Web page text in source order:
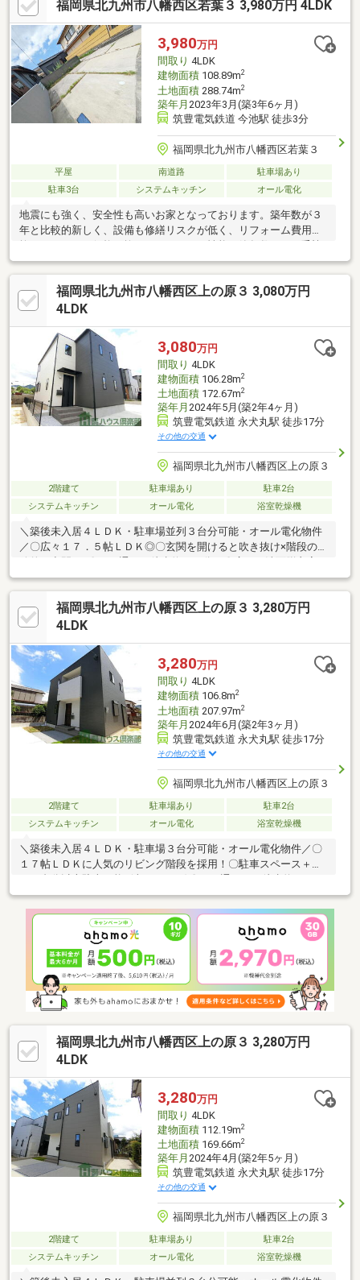
☆□八枝小学校まで徒歩約８分（６００ｍ）□永犬丸中学校まで徒
歩約１５分（１０００ｍ）□ゆめマート永犬丸店まで徒歩約７分
（約５００ｍ）■お問い合わせは 株式会社 ハウス倶楽部
本店 お電話は ０８０－８３９９－９１０６ 担当、
平田までお気軽にお問い合わせください。
福岡県北九州市八幡西区若葉３ 3,980万円 4LDK
3,980万円
間取り 4LDK
建物面積108.89m2
土地面積288.74m2
築年月 2023年3月(築3年6ヶ月)
筑豊電気鉄道 今池駅 徒歩3分
福岡県北九州市八幡西区若葉３
平屋 南道路
駐車場あり
駐車3台
システムキッチン オール電化
地震にも強く、安全性も高いお家となっております。築年数が３
年と比較的新しく、設備も修繕リスクが低く、リフォーム費用を
したくないという方へおススメです♪黒崎・折尾エリアへのアクセ
スも良く、多方面へ通勤通学や、お買い物にも行きやすい、生活
利便性の良い立地です！駐車場もゆったり４台以上可！フェンス
で囲まれたお庭は小さなお子様の飛び出しも気にせず、ＢＢＱ、
福岡県北九州市八幡西区上の原３ 3,080万円
4LDK
3,080万円
間取り 4LDK
建物面積106.28m2
土地面積172.67m2
築年月 2024年5月(築2年4ヶ月)
筑豊電気鉄道 永犬丸駅 徒歩17分
その他の交通
福岡県北九州市八幡西区上の原３
2階建て 駐車場あり
駐車2台
システムキッチン
オール電化 浴室乾燥機
＼築後未入居４ＬＤＫ・駐車場並列３台分可能・オール電化物件
／〇広々１７．５帖ＬＤＫ◎〇玄関を開けると吹き抜け×階段の開
収納スペース付♪〇２４時間営業スーパー、コンビニが徒歩１０分
圏内！．．☆周辺環境☆．.◎上津役小学校まで徒歩約１５分(約
１１６０ｍ)◎上津役中学校まで徒歩約１８分(約１４００ｍ)◎マ
ックスバリュ上の原店まで徒歩約１０分(約７５０ｍ)■お問い合わ
０－８３９９－９１０６ 担当、平田までお気軽にお問い合
わせください。
福岡県北九州市八幡西区上の原３ 3,280万円
4LDK
3,280万円
間取り 4LDK
建物面積106.8m2
土地面積207.97m2
築年月 2024年6月(築2年3ヶ月)
筑豊電気鉄道 永犬丸駅 徒歩17分
その他の交通
福岡県北九州市八幡西区上の原３
2階建て 駐車場あり
駐車2台
システムキッチン
オール電化 浴室乾燥機
＼築後未入居４ＬＤＫ・駐車場３台分可能・オール電化物件／〇
１７帖ＬＤＫに人気のリビング階段を採用！〇駐車スペース＋庭
分！通勤、通学に大変便利！〇洗面脱衣室は廊下からもキッチン
からもアクセスできます♪．．☆周辺環境☆．.◎上津役小学校ま
で徒歩約１５分(約１１６０ｍ)◎上津役中学校まで徒歩約１８分
(約１４００ｍ)◎マックスバリュ上の原店まで徒歩約１０分(約７
５０ｍ)■お問い合わせは 株式会社 ハウス倶楽部 本店
お電話は ０８０－８３９９－９１０６ 担当、平田ま
でお気軽にお問い合わせください。
福岡県北九州市八幡西区上の原３ 3,280万円
4LDK
3,280万円
間取り 4LDK
建物面積112.19m2
土地面積169.66m2
築年月 2024年4月(築2年5ヶ月)
筑豊電気鉄道 永犬丸駅 徒歩17分
その他の交通
福岡県北九州市八幡西区上の原３
2階建て 駐車場あり
駐車2台
システムキッチン
オール電化 浴室乾燥機